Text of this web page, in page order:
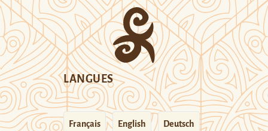
LANGUES
Français English Deutsch